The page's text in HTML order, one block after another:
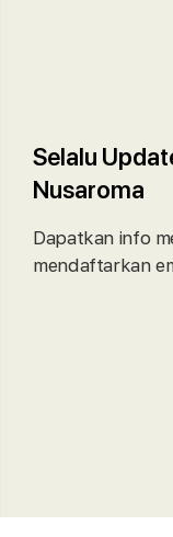
Selalu
Nusaroma
Dapatkan info
mendaftarkan